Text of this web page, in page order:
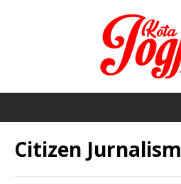
Citizen Jurnalism